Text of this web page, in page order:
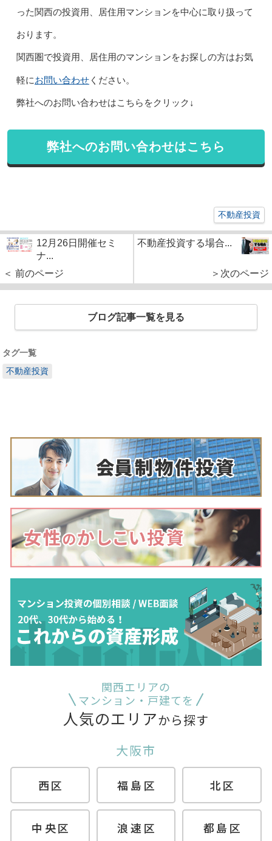
った関西の投資用、居住用マンションを中心に取り扱って
おります。
関西圏で投資用、居住用のマンションをお探しの方はお気
軽にお問い合わせください。
弊社へのお問い合わせはこちらをクリック↓
弊社へのお問い合わせはこちら
不動産投資
12月26日開催セミ
ナ...
＜ 前のページ
不動産投資する場合...
＞次のページ
ブログ記事一覧を見る
タグ一覧
不動産投資
関西エリアの
マンション・戸建てを
人気のエリアから探す
大阪市
西区 福島区 北区
中央区 浪速区 都島区